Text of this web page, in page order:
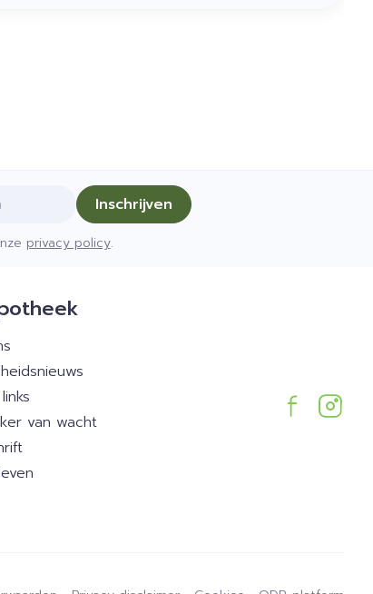
Inschrijven
privacy policy.
van wacht